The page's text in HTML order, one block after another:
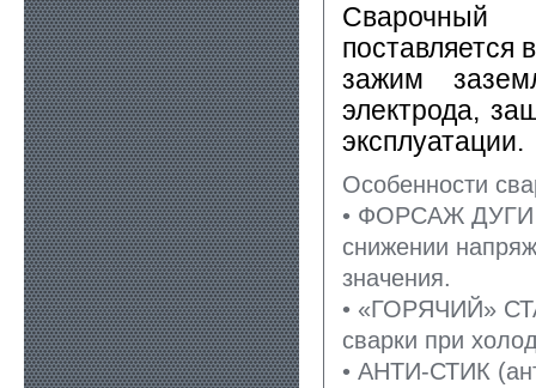
поставляется
зажим
электрода,
эксплуатации.
Особенности
• ФОРСАЖ ДУГИ
снижении
значения.
• «ГОРЯЧИЙ»
сварки при
• АНТИ-СТИК